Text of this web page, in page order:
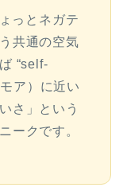
っとネガテ
共通の空気
“self-
ア）に近い
さ」という
ークです。